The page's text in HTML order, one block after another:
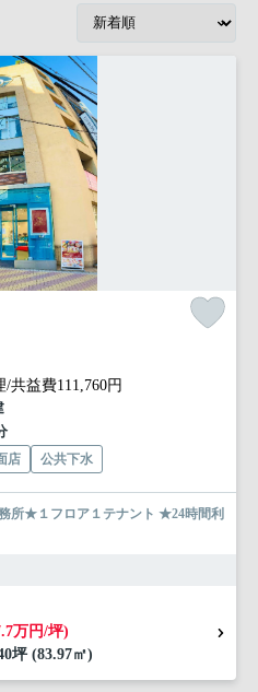
/共益費111,760円
店 公共下水
所★１フロア１テナント ★24時間利
万円/坪)
坪 (83.97㎡)